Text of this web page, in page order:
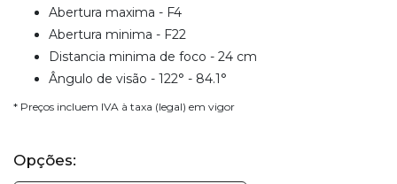
Abertura maxima - F4
Abertura minima - F22
Distancia minima de foco - 24 cm
Ângulo de visão - 122° - 84.1°
* Preços incluem IVA à taxa (legal) em vigor
Opções: